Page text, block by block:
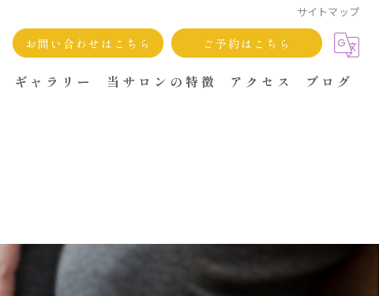
サイトマップ
お問い合わせはこちら ご予約はこちら
ギャラリー 当サロンの特徴
全身
アクセス ブログ